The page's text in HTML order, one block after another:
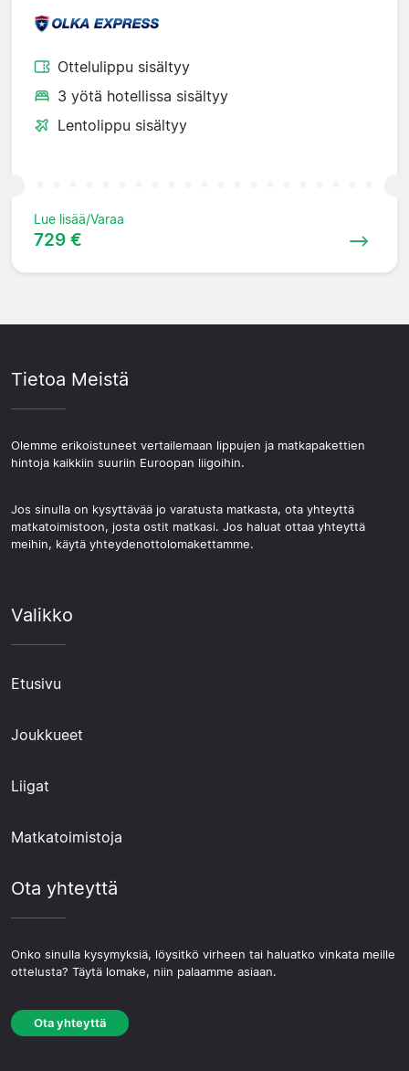
Ottelulippu sisältyy
3 yötä hotellissa sisältyy
Lentolippu sisältyy
Lue lisää/Varaa
729 €
Tietoa Meistä
Olemme erikoistuneet vertailemaan lippujen ja matkapakettien
hintoja kaikkiin suuriin Euroopan liigoihin.
Jos sinulla on kysyttävää jo varatusta matkasta, ota yhteyttä
matkatoimistoon, josta ostit matkasi. Jos haluat ottaa yhteyttä
meihin, käytä yhteydenottolomakettamme.
Valikko
Etusivu
Joukkueet
Liigat
Matkatoimistoja
Ota yhteyttä
Onko sinulla kysymyksiä, löysitkö virheen tai haluatko vinkata meille
ottelusta? Täytä lomake, niin palaamme asiaan.
Ota yhteyttä